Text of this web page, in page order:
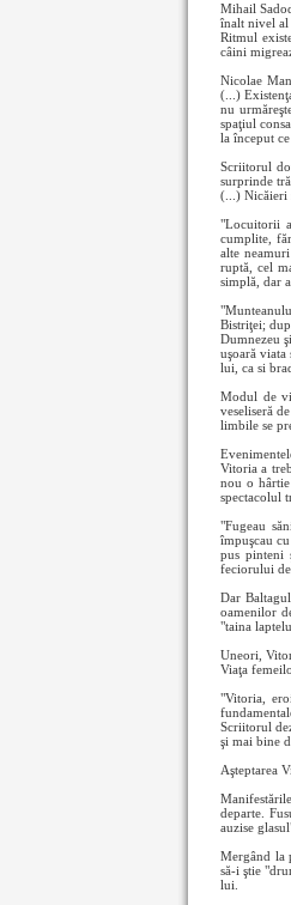
Mihail
înalt nivel al
Ritmul
câini
Nicolae
(...)
nu
spaţiul
la început
Scriitorul
surprinde
(...) Nicăieri
"Locuitorii
cumplite,
alte
ruptă, cel
simplă, dar
Bistriţei;
Dumnezeu
uşoară
lui, ca si
Modul de
veseliseră
limbile se
Vitoria a
nou o
spectacolul
"Fugeau
împuşcau
pus pinteni
feciorului
Dar
oamenilor
"taina
Uneori,
Viaţa
"Vitoria,
Scriitorul
şi mai bine
Aşteptarea
departe.
auzise
Mergând la
să-i ştie
lui.